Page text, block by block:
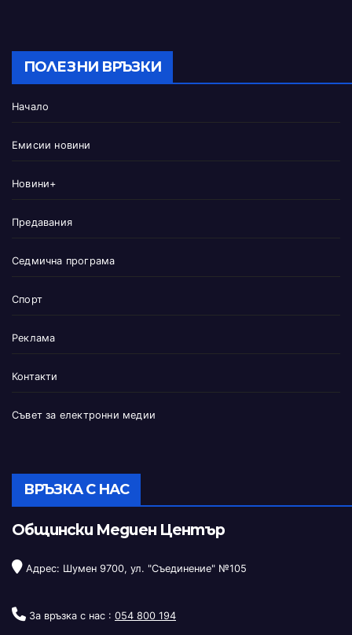
ПОЛЕЗНИ ВРЪЗКИ
Начало
Емисии новини
Новини+
Предавания
Седмична програма
Спорт
Реклама
Контакти
Съвет за електронни медии
ВРЪЗКА С НАС
Общински Медиен Център
Адрес: Шумен 9700, ул. "Съединение" №105
За връзка с нас : 054 800 194